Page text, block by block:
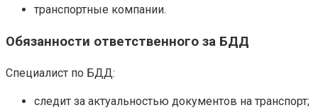
транспортные компании.
Обязанности ответственного за БДД
Специалист по БДД:
следит за актуальностью документов на транспорт;